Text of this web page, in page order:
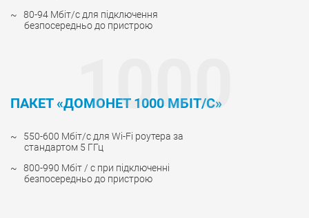
80-94 Мбіт/с для підключення
безпосередньо до пристрою
1000
ПАКЕТ «ДОМОНЕТ 1000 МБІТ/С»
550-600 Мбіт/с для Wi-Fi роутера за
стандартом 5 ГГц
800-990 Мбіт / с при підключенні
безпосередньо до пристрою